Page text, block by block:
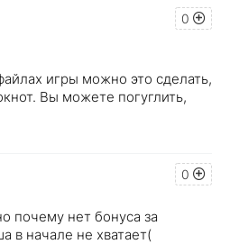
0
игры можно это сделать,
Вы можете погуглить,
0
почему нет бонуса за
в начале не хватает(